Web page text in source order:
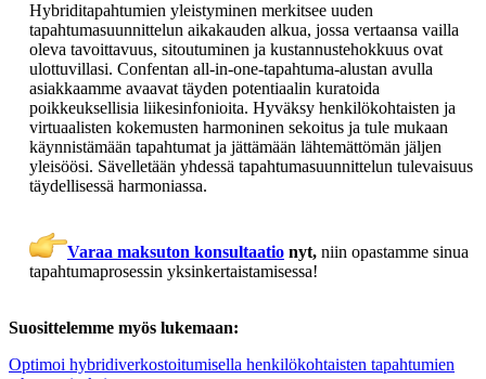
Hybriditapahtumien yleistyminen merkitsee uuden
tapahtumasuunnittelun aikakauden alkua, jossa vertaansa vailla
oleva tavoittavuus, sitoutuminen ja kustannustehokkuus ovat
ulottuvillasi. Confentan all-in-one-tapahtuma-alustan avulla
asiakkaamme avaavat täyden potentiaalin kuratoida
poikkeuksellisia liikesinfonioita. Hyväksy henkilökohtaisten ja
virtuaalisten kokemusten harmoninen sekoitus ja tule mukaan
käynnistämään tapahtumat ja jättämään lähtemättömän jäljen
yleisöösi. Sävelletään yhdessä tapahtumasuunnittelun tulevaisuus
täydellisessä harmoniassa.
Varaa maksuton konsultaatio nyt, niin opastamme sinua
tapahtumaprosessin yksinkertaistamisessa!
Suosittelemme myös lukemaan:
Optimoi hybridiverkostoitumisella henkilökohtaisten tapahtumien